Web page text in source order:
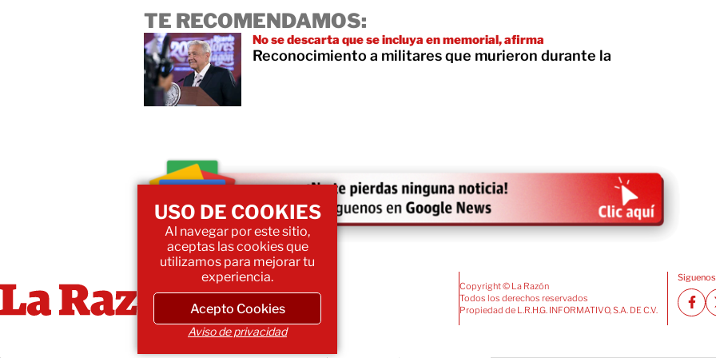
TE RECOMENDAMOS:
No se descarta que se incluya en memorial, afirma
Reconocimiento a militares que murieron durante la
Copyright © La Razón
Todos los derechos reservados
Propiedad de L.R.H.G. INFORMATIVO, S.A. DE C.V.
USO DE COOKIES
Al navegar por este sitio,
aceptas las cookies que
utilizamos para mejorar tu
experiencia.
Acepto Cookies
Aviso de privacidad